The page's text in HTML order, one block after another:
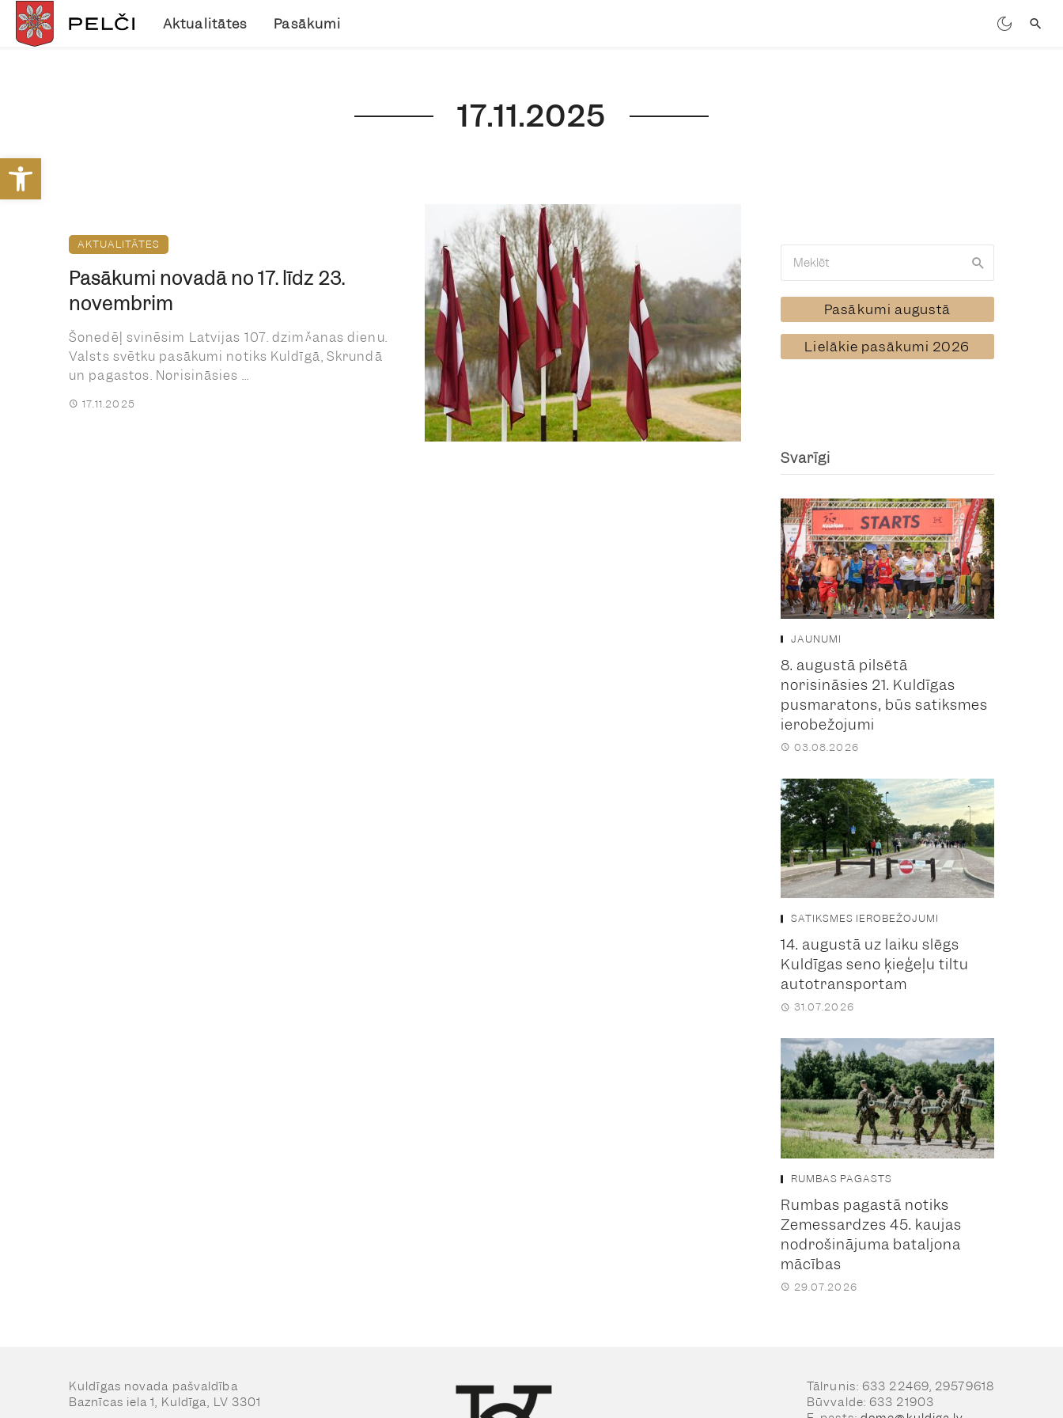
Open toolbar
Aktualitātes Pasākumi
17.11.2025
AKTUALITĀTES
Pasākumi novadā no 17. līdz 23.
novembrim
Šonedēļ svinēsim Latvijas 107. dzimšanas dienu.
Valsts svētku pasākumi notiks Kuldīgā, Skrundā
un pagastos. Norisināsies ...
17.11.2025
Pasākumi augustā
Lielākie pasākumi 2026
Svarīgi
JAUNUMI
8. augustā pilsētā
norisināsies 21. Kuldīgas
pusmaratons, būs satiksmes
ierobežojumi
03.08.2026
SATIKSMES IEROBEŽOJUMI
14. augustā uz laiku slēgs
Kuldīgas seno ķieģeļu tiltu
autotransportam
31.07.2026
RUMBAS PAGASTS
Rumbas pagastā notiks
Zemessardzes 45. kaujas
nodrošinājuma bataljona
mācības
29.07.2026
Kuldīgas novada pašvaldība
Baznīcas iela 1, Kuldīga, LV 3301
Tālrunis: 633 22469, 29579618
Būvvalde: 633 21903